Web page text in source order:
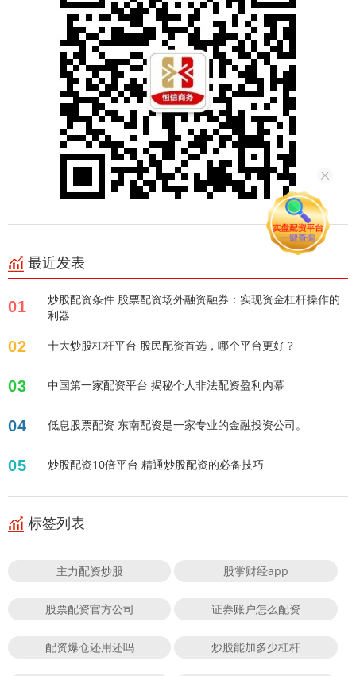
最近发表
01
炒股配资条件 股票配资场外融资融券：实现资金杠杆操作的
利器
02 十大炒股杠杆平台 股民配资首选，哪个平台更好？
03 中国第一家配资平台 揭秘个人非法配资盈利内幕
04 低息股票配资 东南配资是一家专业的金融投资公司。
05 炒股配资10倍平台 精通炒股配资的必备技巧
标签列表
主力配资炒股 股掌财经app
股票配资官方公司 证券账户怎么配资
配资爆仓还用还吗 炒股能加多少杠杆